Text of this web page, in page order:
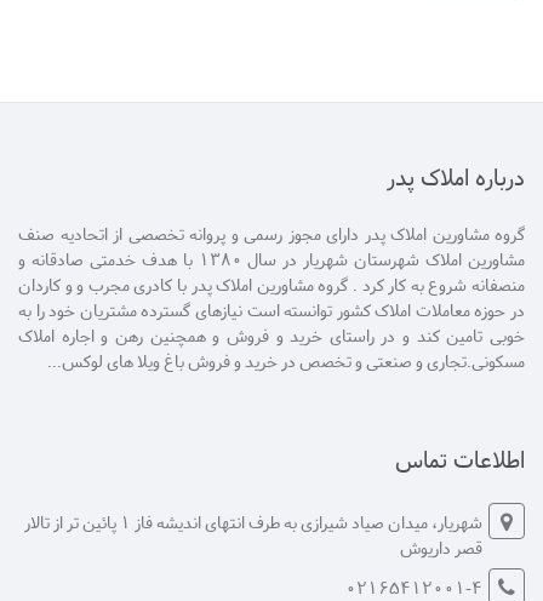
درباره املاک پدر
گروه مشاورین املاک پدر دارای مجوز رسمی و پروانه تخصصی از اتحادیه صنف
مشاورین املاک شهرستان شهریار در سال 1380 با هدف خدمتی صادقانه و
منصفانه شروع به کار کرد . گروه مشاورین املاک پدر با کادری مجرب و و کاردان
در حوزه معاملات املاک کشور توانسته است نیازهای گسترده مشتریان خود را به
خوبی تامین کند و در راستای خرید و فروش و همچنین رهن و اجاره املاک
مسکونی.تجاری و صنعتی و تخصص در خرید و فروش باغ ویلا های لوکس...
اطلاعات تماس
شهریار، میدان صیاد شیرازی به طرف انتهای اندیشه فاز 1 پائین تر از تالار
قصر داریوش
02165412001-4